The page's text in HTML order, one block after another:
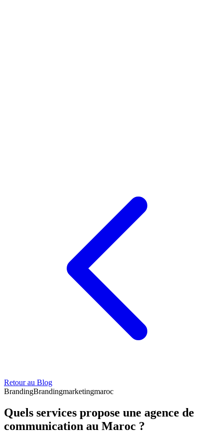
Retour au Blog
BrandingBrandingmarketingmaroc
Quels services propose une agence de
communication au Maroc ?